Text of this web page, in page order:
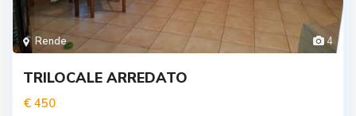
4
Rende
TRILOCALE ARREDATO
€ 450